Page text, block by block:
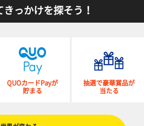
っかけを探そう！
QUOカードPayが
貯まる
抽選で豪華賞品が
当たる